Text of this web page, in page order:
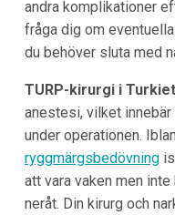
andra komplikationer
fråga dig om
du behöver sluta med
TURP-kirurgi i Turkiet
anestesi, vilket
under operationen.
ryggmärgsbedövning
att vara vaken men
neråt. Din kirurg och